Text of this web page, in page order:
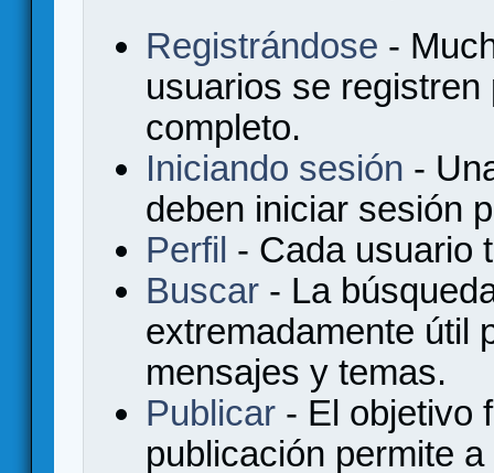
Registrándose -
usuarios se
completo.
Iniciando sesión -
deben iniciar sesión
Perfil - Cada usuario
Buscar - La
extremadamente útil
mensajes y temas.
Publicar - El objetivo
publicación permite